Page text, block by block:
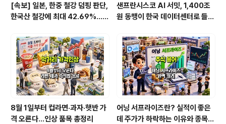
[속보] 일본, 한중 철강 덤핑 판단,
한국산 철강에 최대 42.69%…직
샌프란시스코 AI 서밋, 1,400조
원 동맹이 한국 데이터센터로 들어
8월 1일부터 컵라면·과자·햇반 가
격 오른다…인상 품목 총정리
어닝 서프라이즈란? 실적이 좋은
데 주가가 하락하는 이유와 종목